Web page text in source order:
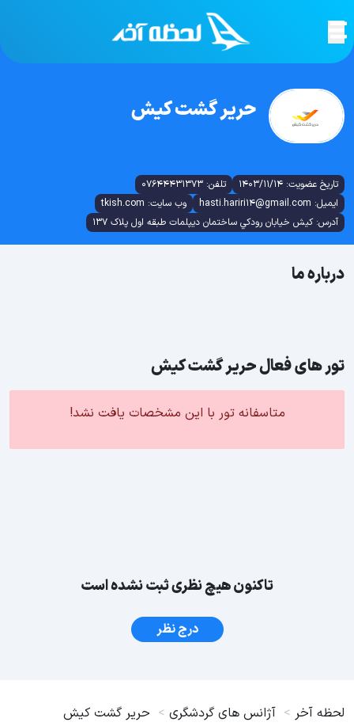
حرير گشت کيش
تاریخ عضویت: 1403/11/14
تلفن: 07644431373
ایمیل: hasti.hariri14@gmail.com
وب سایت: tkish.com
آدرس: کيش خيابان رودکي ساختمان ديپلمات طبقه اول پلاک 137
درباره ما
تور های فعال حرير گشت کيش
متاسفانه تور با این مشخصات یافت نشد!
تاکنون هیچ نظری ثبت نشده است
درج نظر
لحظه آخر آژانس های گردشگری حرير گشت کيش